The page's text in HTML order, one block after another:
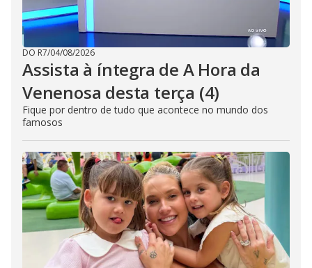
DO R7/04/08/2026
Assista à íntegra de A Hora da
Venenosa desta terça (4)
Fique por dentro de tudo que acontece no mundo dos
famosos